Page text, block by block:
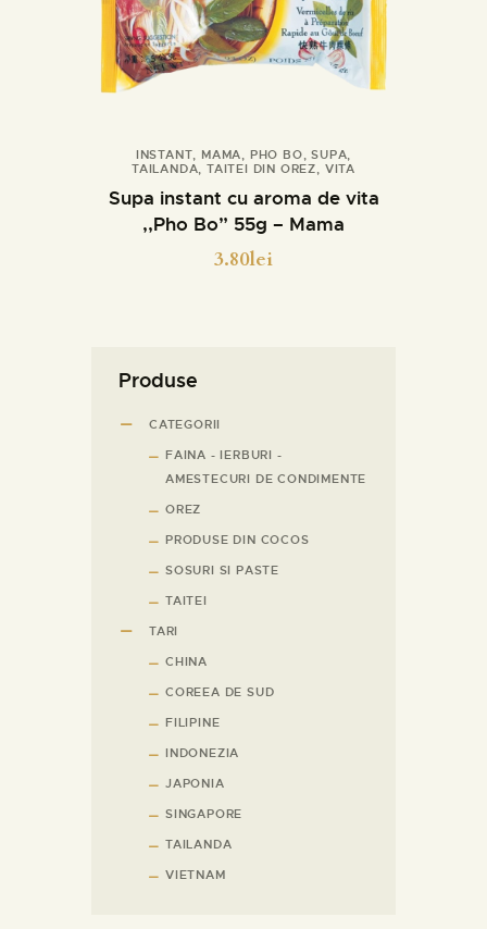
Detalii
INSTANT, MAMA, PHO BO,SUPA,
TAILANDA,TAITEI DIN OREZ, VITA
Supa instant cu aroma de vita
,,Pho Bo” 55g – Mama
3.80lei
Produse
CATEGORII
FAINA - IERBURI -
AMESTECURI DE CONDIMENTE
OREZ
PRODUSE DIN COCOS
SOSURI SI PASTE
TAITEI
TARI
CHINA
COREEA DE SUD
FILIPINE
INDONEZIA
JAPONIA
SINGAPORE
TAILANDA
VIETNAM